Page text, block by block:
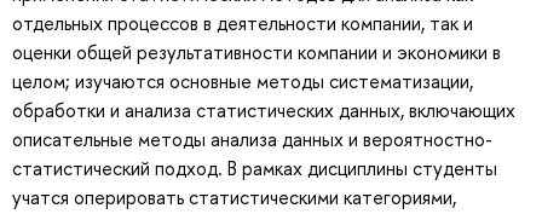
отдельных процессов в деятельности компании, так и
оценки общей результативности компании и экономики в
целом; изучаются основные методы систематизации,
обработки и анализа статистических данных, включающих
описательные методы анализа данных и вероятностно-
статистический подход. В рамках дисциплины студенты
учатся оперировать статистическими категориями,